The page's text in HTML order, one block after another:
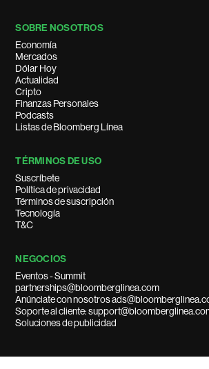
SOBRE NOSOTROS
Economía
Mercados
Dólar Hoy
Actualidad
Cripto
Finanzas Personales
Podcasts
Listas de Bloomberg Línea
TÉRMINOS DE USO
Suscríbete
Política de privacidad
Términos de suscripción
Tecnología
T&C
NEGOCIOS
Eventos - Summit
partnerships@bloomberglinea.com
Anúnciate con nosotros
Soporte al cliente:
Soluciones de publicidad